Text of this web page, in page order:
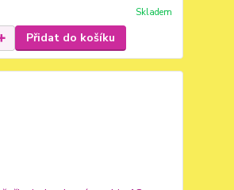
Skladem
Přidat do košíku